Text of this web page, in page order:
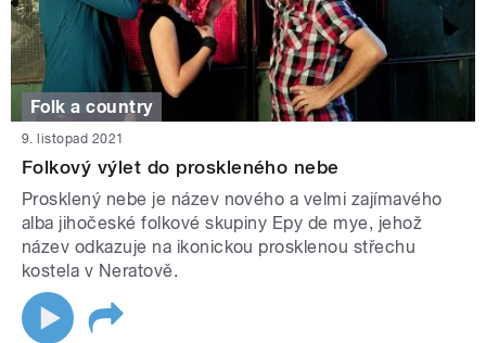
Folk a country
9. listopad 2021
Folkový výlet do proskleného nebe
Prosklený nebe je název nového a velmi zajímavého
alba jihočeské folkové skupiny Epy de mye, jehož
název odkazuje na ikonickou prosklenou střechu
kostela v Neratově.